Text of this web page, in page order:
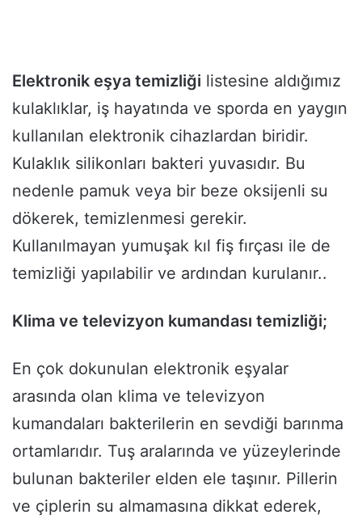
Elektronik eşya temizliği listesine aldığımız
kulaklıklar, iş hayatında ve sporda en yaygın
kullanılan elektronik cihazlardan biridir.
Kulaklık silikonları bakteri yuvasıdır. Bu
nedenle pamuk veya bir beze oksijenli su
dökerek, temizlenmesi gerekir.
Kullanılmayan yumuşak kıl fiş fırçası ile de
temizliği yapılabilir ve ardından kurulanır..
Klima ve televizyon kumandası temizliği;
En çok dokunulan elektronik eşyalar
arasında olan klima ve televizyon
kumandaları bakterilerin en sevdiği barınma
ortamlarıdır. Tuş aralarında ve yüzeylerinde
bulunan bakteriler elden ele taşınır. Pillerin
ve çiplerin su almamasına dikkat ederek,